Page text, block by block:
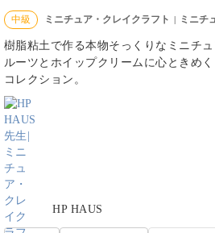
中級 ミニチュア・クレイクラフト | ミニチ
樹脂粘土で作る本物そっくりなミニチ
ルーツとホイップクリームに心ときめ
コレクション。
HP HAUS